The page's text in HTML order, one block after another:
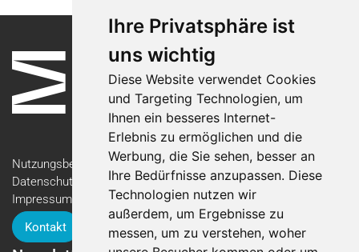
Ihre Privatsphäre ist
uns wichtig
Diese Website verwendet Cookies
und Targeting Technologien, um
Ihnen ein besseres Internet-
Erlebnis zu ermöglichen und die
Werbung, die Sie sehen, besser an
Ihre Bedürfnisse anzupassen. Diese
Technologien nutzen wir
außerdem, um Ergebnisse zu
messen, um zu verstehen, woher
Nutzungsbedingungen
Datenschutzerklärung
Impressum
Kontakt